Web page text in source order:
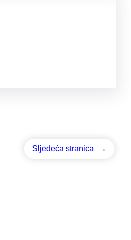
Sljedeća stranica →